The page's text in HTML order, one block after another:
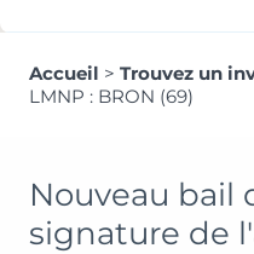
Accueil > Trouvez un
LMNP : BRON (69)
Nouveau bail
signature de